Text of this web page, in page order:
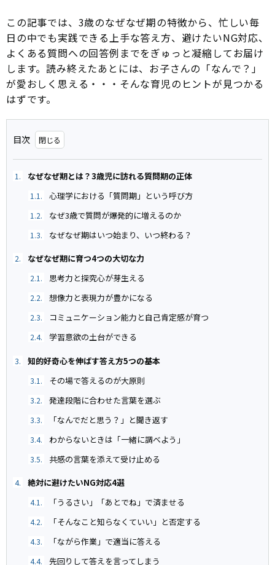
この記事では、3歳のなぜなぜ期の特徴から、忙しい毎
日の中でも実践できる上手な答え方、避けたいNG対応、
よくある質問への回答例までをぎゅっと凝縮してお届け
します。読み終えたあとには、お子さんの「なんで？」
が愛おしく思える・・・そんな育児のヒントが見つかる
はずです。
目次
1. なぜなぜ期とは？3歳児に訪れる質問期の正体
1.1. 心理学における「質問期」という呼び方
1.2. なぜ3歳で質問が爆発的に増えるのか
1.3. なぜなぜ期はいつ始まり、いつ終わる？
2. なぜなぜ期に育つ4つの大切な力
2.1. 思考力と探究心が芽生える
2.2. 想像力と表現力が豊かになる
2.3. コミュニケーション能力と自己肯定感が育つ
2.4. 学習意欲の土台ができる
3. 知的好奇心を伸ばす答え方5つの基本
3.1. その場で答えるのが大原則
3.2. 発達段階に合わせた言葉を選ぶ
3.3. 「なんでだと思う？」と聞き返す
3.4. わからないときは「一緒に調べよう」
3.5. 共感の言葉を添えて受け止める
4. 絶対に避けたいNG対応4選
4.1. 「うるさい」「あとでね」で済ませる
4.2. 「そんなこと知らなくていい」と否定する
4.3. 「ながら作業」で適当に答える
4.4. 先回りして答えを言ってしまう